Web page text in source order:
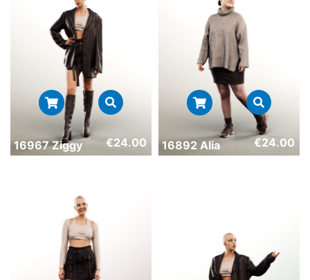
16967 Ziggy €24.00 16892 Alia €24.00